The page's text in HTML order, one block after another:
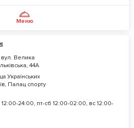
Меню
вул. Велика
44А
Українських
Палац спорту
12:00-24:00, пт-сб 12:00-02:00, вс 12:00-